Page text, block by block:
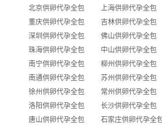
北京供卵代孕全包 上海供卵代孕全包
重庆供卵代孕全包
吉林供卵代孕全包
深圳供卵代孕全包
佛山供卵代孕全包
珠海供卵代孕全包
中山供卵代孕全包
南宁供卵代孕全包
柳州供卵代孕全包
南通供卵代孕全包
苏州供卵代孕全包
徐州供卵代孕全包
常州供卵代孕全包
洛阳供卵代孕全包
长沙供卵代孕全包
唐山供卵代孕全包
石家庄供卵代孕全